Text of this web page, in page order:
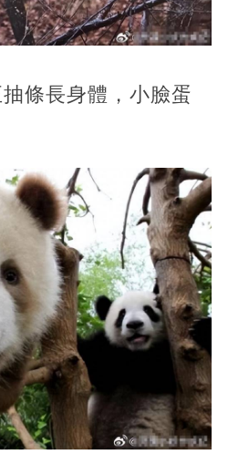
條長身體，小臉蛋